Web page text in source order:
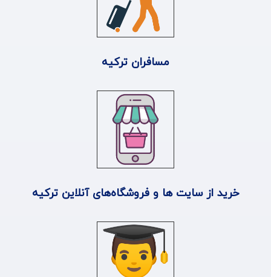
مسافران ترکیه
خرید از سایت ها و فروشگاه‌های آنلاین ترکیه